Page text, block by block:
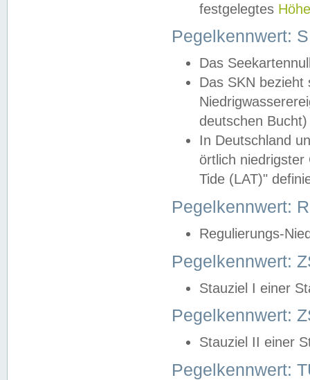
festgelegtes
Pegelkennwert:
Das
Das SKN
deutschen
In Deutschland
örtlich
Tide (LAT)"
Pegelkennwert:
Regulierungs-
Pegelkennwert:
Stauziel I einer
Pegelkennwert:
Stauziel II einer
Pegelkennwert: